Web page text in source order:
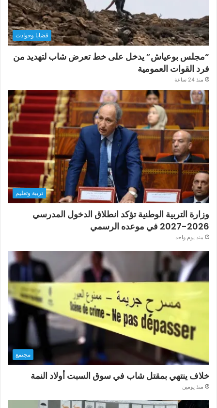
قضايا وحوادث
“مجلس بوعياش” يدخل على خط تعرض شاب لتهديد من
فرد القوات العمومية
منذ 24 ساعة
تربية وتعليم
وزارة التربية الوطنية تؤكد انطلاق الدخول المدرسي
2026-2027 في موعده الرسمي
منذ يوم واحد
مجتمع
خلاف ينتهي بمقتل شاب في سوق السبت أولاد النمة
منذ يومين